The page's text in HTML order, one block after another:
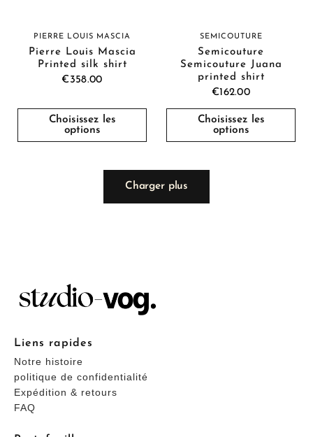
PIERRE LOUIS MASCIA
Pierre Louis Mascia
Printed silk shirt
€358.00
Choisissez les
options
SEMICOUTURE
Semicouture
Semicouture Juana
printed shirt
€162.00
Choisissez les
options
Charger plus
Liens rapides
Notre histoire
politique de confidentialité
Expédition & retours
FAQ